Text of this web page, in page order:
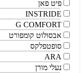
פיט פאן
INSTRIDE
G COMFORT
אבסולוט קומפורט
סופטפלקס
ARA
נעלי מורן